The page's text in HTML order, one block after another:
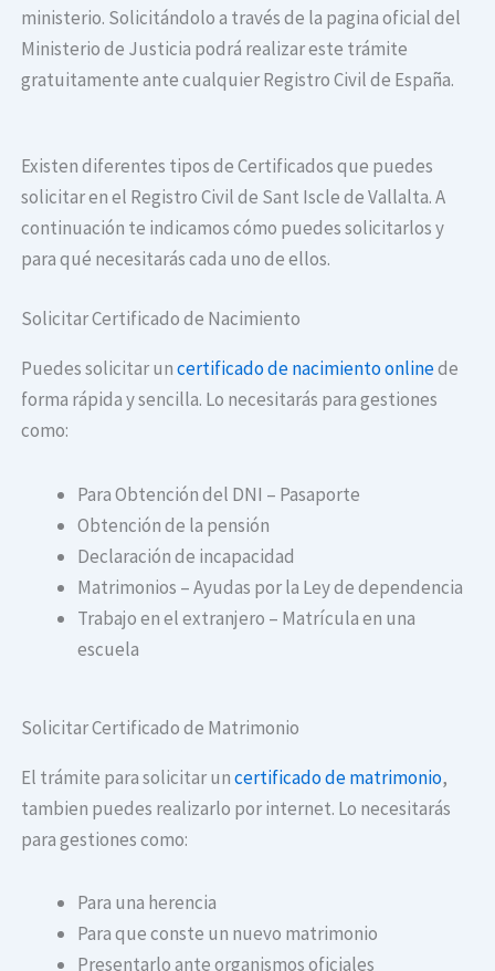
ministerio. Solicitándolo a través de la pagina oficial del
Ministerio de Justicia podrá realizar este trámite
gratuitamente ante cualquier Registro Civil de España.
Existen diferentes tipos de Certificados que puedes
solicitar en el Registro Civil de Sant Iscle de Vallalta. A
continuación te indicamos cómo puedes solicitarlos y
para qué necesitarás cada uno de ellos.
Solicitar Certificado de Nacimiento
Puedes solicitar uncertificado de nacimiento onlinede
forma rápida y sencilla. Lo necesitarás para gestiones
como:
Para Obtención del DNI – Pasaporte
Obtención de la pensión
Declaración de incapacidad
Matrimonios – Ayudas por la Ley de dependencia
Trabajo en el extranjero – Matrícula en una
escuela
Solicitar Certificado de Matrimonio
El trámite para solicitar uncertificado de matrimonio,
tambien puedes realizarlo por internet. Lo necesitarás
para gestiones como:
Para una herencia
Para que conste un nuevo matrimonio
Presentarlo ante organismos oficiales